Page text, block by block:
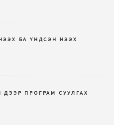
БА ҮНДСЭН НЭЭХ
ДЭЭР ПРОГРАМ СУУЛГАХ